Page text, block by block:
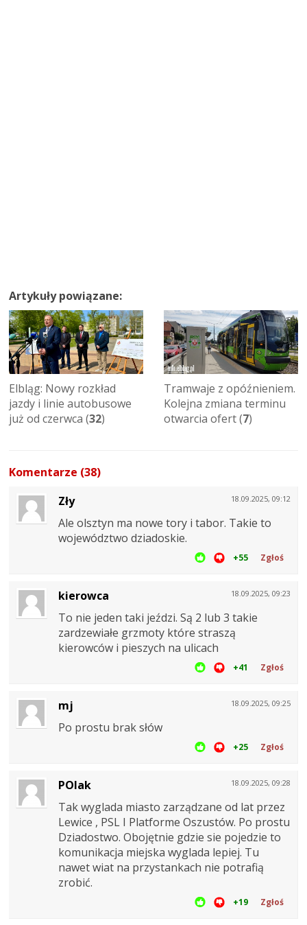
Artykuły powiązane:
Elbląg: Nowy rozkład
jazdy i linie autobusowe
już od czerwca (32)
Tramwaje z opóźnieniem.
Kolejna zmiana terminu
otwarcia ofert (7)
Komentarze (38)
18.09.2025, 09:12
Zły
Ale olsztyn ma nowe tory i tabor. Takie to
województwo dziadoskie.
+55 Zgłoś
18.09.2025, 09:23
kierowca
To nie jeden taki jeździ. Są 2 lub 3 takie
zardzewiałe grzmoty które straszą
kierowców i pieszych na ulicach
+41 Zgłoś
18.09.2025, 09:25
mj
Po prostu brak słów
+25 Zgłoś
18.09.2025, 09:28
POlak
Tak wyglada miasto zarządzane od lat przez
Lewice , PSL I Platforme Oszustów. Po prostu
Dziadostwo. Obojętnie gdzie sie pojedzie to
komunikacja miejska wyglada lepiej. Tu
nawet wiat na przystankach nie potrafią
zrobić.
+19 Zgłoś